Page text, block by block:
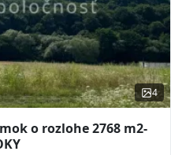
4
o rozlohe 2768 m2-